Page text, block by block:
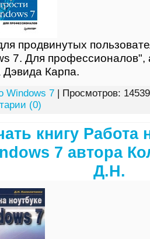
продвинутых
7. Для профессионалов",
Дэвида Карпа.
Windows 7| Просмотров:
(0)
книгу Работа
7 автора
Д.Н.